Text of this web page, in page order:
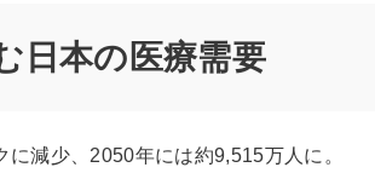
日本の医療需要
減少、2050年には約9,515万人に。